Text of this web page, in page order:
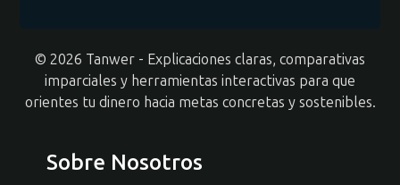
© 2026 Tanwer - Explicaciones claras, comparativas
imparciales y herramientas interactivas para que
orientes tu dinero hacia metas concretas y sostenibles.
Sobre Nosotros